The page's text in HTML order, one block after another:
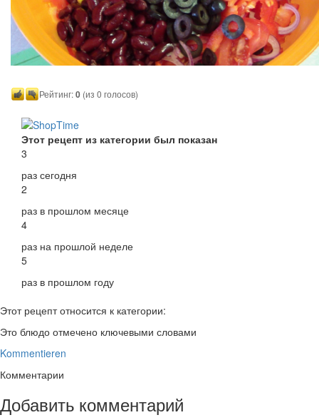
Рейтинг:0 (из 0 голосов)
Этот рецепт из категории был показан
3
раз сегодня
2
раз в прошлом месяце
4
раз на прошлой неделе
5
раз в прошлом году
Этот рецепт относится к категории:
Это блюдо отмечено ключевыми словами
Kommentieren
Комментарии
Добавить комментарий